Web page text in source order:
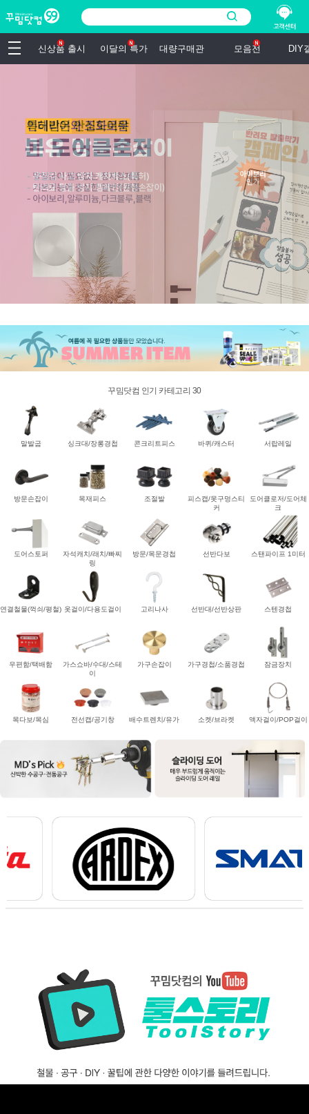
신상품 출시 이달의 특가 대량구매관 모음전 DIY
꾸밈닷컴 인기 카테고리 30
말발굽 싱크대/장롱경첩 콘크리트피스 바퀴/캐스터 서랍레일
방문손잡이 목재피스 조절발
피스캡/못구멍스티
커
도어클로저/도어체
크
도어스토퍼
자석캐치/래치/빠찌
링
방문/목문경첩 선반다보 스탠파이프 1미터
연결철물(꺽쇠/평철) 옷걸이/다용도걸이 고리나사 선반대/선반상판 스텐경첩
우편함/택배함
가스쇼바/수대/스테
이
가구손잡이 가구경첩/소품경첩 잠금장치
목다보/목심 전선캡/공기창 배수트렌치/유가 소켓/브라켓 액자걸이/POP걸이